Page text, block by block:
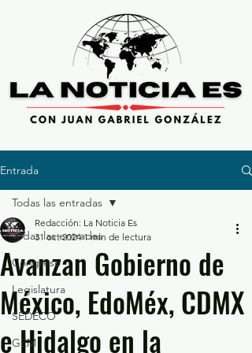
Entrada
Todas las entradas
Congreso
Legislatura
SEDECO
GEM
Todas las entradas
Avanzan Gobierno de
México, EdoMéx, CDMX
e Hidalgo en la
Redacción: La Noticia Es
31 oct 2024 1 min de lectura